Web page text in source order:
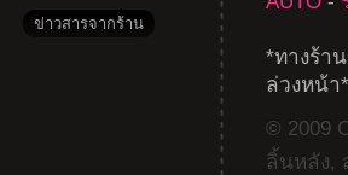
ข่าวสารจากร้าน
*ทางร้า
ล่วงหน้า*
© 2009
ลิ้นหลัง,